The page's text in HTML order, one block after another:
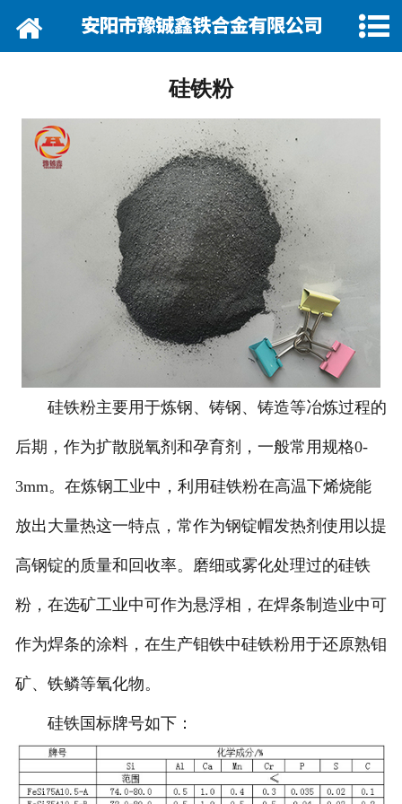
网站首页
企业巡礼
产品展示
产品行情
营销网络
在线留言
联系我们
硅铁粉
硅铁粉主要用于炼钢、铸钢、铸造等冶炼过程的
后期，作为扩散脱氧剂和孕育剂，一般常用规格0-
3mm。在炼钢工业中，利用硅铁粉在高温下烯烧能
放出大量热这一特点，常作为钢锭帽发热剂使用以提
高钢锭的质量和回收率。磨细或雾化处理过的硅铁
粉，在选矿工业中可作为悬浮相，在焊条制造业中可
作为焊条的涂料，在生产钼铁中硅铁粉用于还原熟钼
矿、铁鳞等氧化物。
硅铁国标牌号如下：